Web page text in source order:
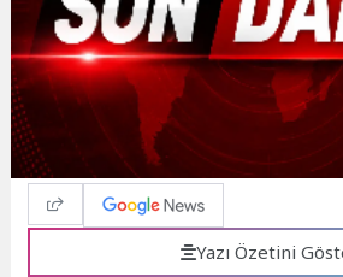
Yazı Özetini